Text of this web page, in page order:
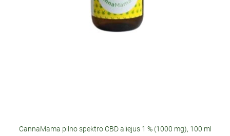
CannaMama pilno spektro CBD aliejus 1 % (1000 mg), 100 ml